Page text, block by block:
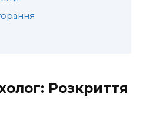
Розкриття